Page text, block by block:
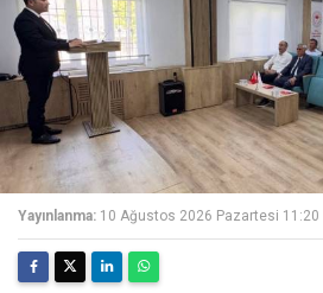
Yayınlanma: 10 Ağustos 2026 Pazartesi 11:20